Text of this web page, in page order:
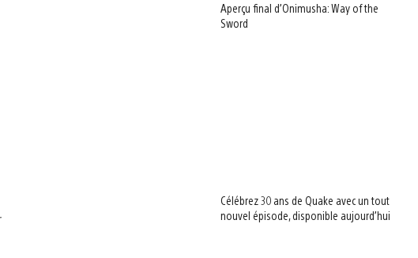
Aperçu final d’Onimusha: Way of the
Sword
Célébrez 30 ans de Quake avec un tout
nouvel épisode, disponible aujourd’hui